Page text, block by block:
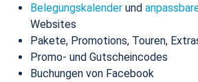
Belegungskalender und
Websites
Pakete, Promotions, Touren,
Promo- und Gutscheincodes
Buchungen von Facebook